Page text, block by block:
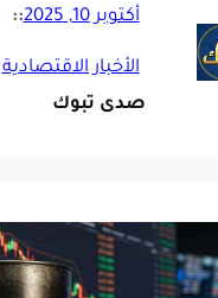
أكتوبر 10, 2025 ::
الأخبار الاقتصادية
صدى تبوك